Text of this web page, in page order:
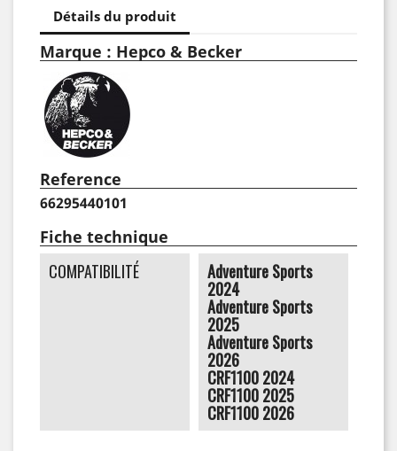
Détails du produit
Marque : Hepco & Becker
Reference
66295440101
Fiche technique
COMPATIBILITÉ Adventure Sports
2024
Adventure Sports
2025
Adventure Sports
2026
CRF1100 2024
CRF1100 2025
CRF1100 2026